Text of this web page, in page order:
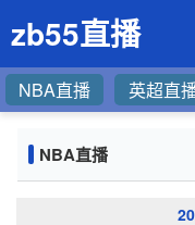
zb55直播
NBA直播 英超直
NBA直播